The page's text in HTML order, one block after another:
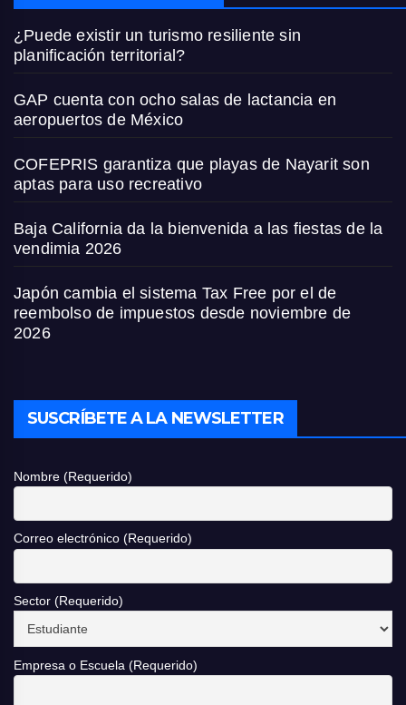
¿Puede existir un turismo resiliente sin
planificación territorial?
GAP cuenta con ocho salas de lactancia en
aeropuertos de México
COFEPRIS garantiza que playas de Nayarit son
aptas para uso recreativo
Baja California da la bienvenida a las fiestas de la
vendimia 2026
Japón cambia el sistema Tax Free por el de
reembolso de impuestos desde noviembre de
2026
SUSCRÍBETE A LA NEWSLETTER
Nombre (Requerido)
Correo electrónico (Requerido)
Sector (Requerido)
Empresa o Escuela (Requerido)